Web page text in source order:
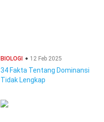
BIOLOGI 12 Feb 2025
34 Fakta Tentang Dominansi
Tidak Lengkap